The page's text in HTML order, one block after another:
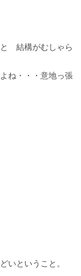
と 結構がむしゃら
ね・・・意地っ張
いということ。